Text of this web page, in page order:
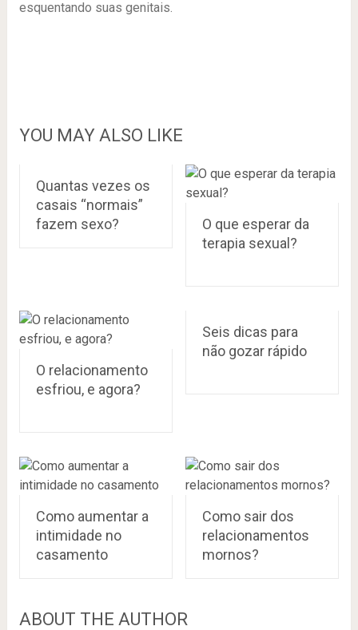
esquentando suas genitais.
YOU MAY ALSO LIKE
Quantas vezes os
casais “normais”
fazem sexo?
O que esperar da
terapia sexual?
O relacionamento
esfriou, e agora?
Seis dicas para
não gozar rápido
Como aumentar a
intimidade no
casamento
Como sair dos
relacionamentos
mornos?
ABOUT THE AUTHOR